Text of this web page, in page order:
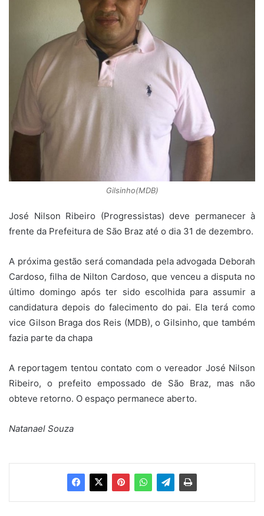
Gilsinho(MDB)
José Nilson Ribeiro (Progressistas) deve permanecer à
frente da Prefeitura de São Braz até o dia 31 de dezembro.
A próxima gestão será comandada pela advogada Deborah
Cardoso, filha de Nilton Cardoso, que venceu a disputa no
último domingo após ter sido escolhida para assumir a
candidatura depois do falecimento do pai. Ela terá como
vice Gilson Braga dos Reis (MDB), o Gilsinho, que também
fazia parte da chapa
A reportagem tentou contato com o vereador José Nilson
Ribeiro, o prefeito empossado de São Braz, mas não
obteve retorno. O espaço permanece aberto.
Natanael Souza